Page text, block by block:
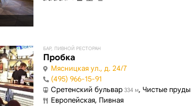
БАР, ПИВНОЙ РЕСТОРАН
Пробка
Мясницкая ул., д. 24/7
(495) 966-15-91
Сретенский бульвар 334 м, Чистые пруды
Европейская, Пивная